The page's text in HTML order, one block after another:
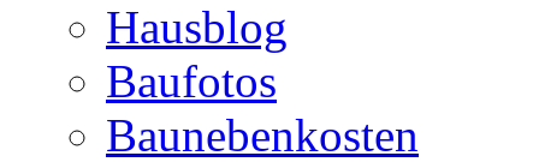
Hausblog
Baufotos
Baunebenkosten